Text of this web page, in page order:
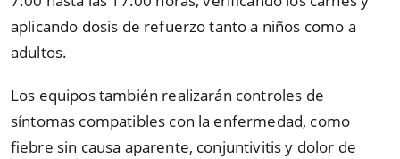
aplicando dosis de refuerzo tanto a niños como a
adultos.
Los equipos también realizarán controles de
síntomas compatibles con la enfermedad, como
fiebre sin causa aparente, conjuntivitis y dolor de